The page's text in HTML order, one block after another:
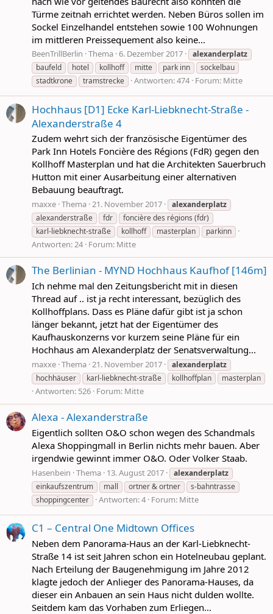
Türme zeitnah errichtet werden. Neben Büros sollen im
Sockel Einzelhandel entstehen sowie 100 Wohnungen
im mittleren Preissequement also keine...
BeenTrillBerlin Thema 6. Dezember 2017
alexanderplatz
baufeld
hotel kollhoff mitte park inn
sockelbau
stadtkrone
tramstrecke Antworten: 474 Forum: Mitte
Hochhaus [D1] Ecke Karl-Liebknecht-Straße -
Alexanderstraße 4
Zudem wehrt sich der französische Eigentümer des
Park Inn Hotels Foncière des Régions (FdR) gegen den
Kollhoff Masterplan und hat die Architekten Sauerbruch
Hutton mit einer Ausarbeitung einer alternativen
Bebauung beauftragt.
maxxe Thema 21. November 2017
alexanderplatz
alexanderstraße
fdr
foncière des régions (fdr)
karl-liebknecht-straße
kollhoff masterplan parkinn
Antworten: 24 Forum: Mitte
The Berlinian - MYND Hochhaus Kaufhof [146m]
Ich nehme mal den Zeitungsbericht mit in diesen
Thread auf .. ist ja recht interessant, bezüglich des
Kollhoffplans. Dass es Pläne dafür gibt ist ja schon
länger bekannt, jetzt hat der Eigentümer des
Kaufhauskonzerns vor kurzem seine Pläne für ein
Hochhaus am Alexanderplatz der Senatsverwaltung...
maxxe Thema 21. November 2017
alexanderplatz
hochhäuser
karl-liebknecht-straße kollhoffplan masterplan
Antworten: 526 Forum: Mitte
Alexa - Alexanderstraße
Eigentlich sollten O&O schon wegen des Schandmals
Alexa Shoppingmall in Berlin nichts mehr bauen. Aber
irgendwie gewinnt immer O&O. Oder Volker Staab.
Hasenbein Thema 13. August 2017
alexanderplatz
einkaufszentrum
mall ortner & ortner
s-bahntrasse
shoppingcenter
Antworten: 4 Forum: Mitte
C1 – Central One Midtown Offices
Neben dem Panorama-Haus an der Karl-Liebknecht-
Straße 14 ist seit Jahren schon ein Hotelneubau geplant.
Nach Erteilung der Baugenehmigung im Jahre 2012
klagte jedoch der Anlieger des Panorama-Hauses, da
dieser ein Anbauen an sein Haus nicht dulden wollte.
Seitdem kam das Vorhaben zum Erliegen...